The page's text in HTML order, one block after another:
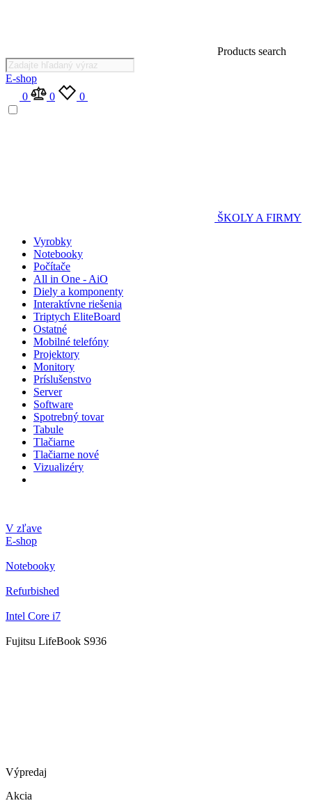
Products search
E-shop
0
0 0
ŠKOLY A FIRMY
Vyrobky
Notebooky
Počítače
All in One - AiO
Diely a komponenty
Interaktívne riešenia
Triptych EliteBoard
Ostatné
Mobilné telefóny
Projektory
Monitory
Príslušenstvo
Server
Software
Spotrebný tovar
Tabule
Tlačiarne
Tlačiarne nové
Vizualizéry
V zľave
E-shop
Notebooky
Refurbished
Intel Core i7
Fujitsu LifeBook S936
Výpredaj
Akcia